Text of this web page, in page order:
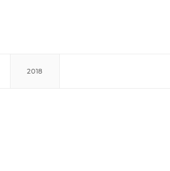
2018